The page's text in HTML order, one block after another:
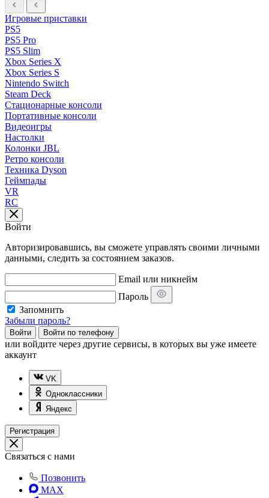
Игровые приставки
PS5
PS5 Pro
PS5 Slim
Xbox Series X
Xbox Series S
Nintendo Switch
Steam Deck
Стационарные консоли
Портативные консоли
Видеоигры
Настолки
Колонки JBL
Ретро консоли
Техника Dyson
Геймпады
VR
RC
Войти
Авторизировавшись, вы сможете управлять своими личными
данными, следить за состоянием заказов.
Email или никнейм
Пароль
Запомнить
Забыли пароль?
Войти Войти по телефону
или войдите через другие сервисы, в которых вы уже имеете
аккаунт
VK
Одноклассники
Яндекс
Регистрация
Связаться с нами
Позвонить
MAX